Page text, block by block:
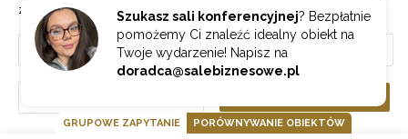
Szukasz sali konferencyjnej? Bezpłatnie
pomożemy Ci znaleźć idealny obiekt na
Twoje wydarzenie! Napisz na
doradca@salebiznesowe.pl
zapisz się do naszego newslettera.
GRUPOWE ZAPYTANIE PORÓWNYWANIE OBIEKTÓW